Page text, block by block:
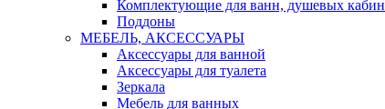
Комплектующие для ванн, душевых кабин
Поддоны
МЕБЕЛЬ, АКСЕССУАРЫ
Аксессуары для ванной
Аксессуары для туалета
Зеркала
Мебель для ванных